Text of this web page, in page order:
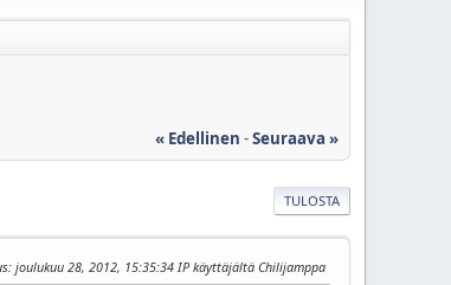
« Edellinen -Seuraava »
TULOSTA
: joulukuu 28, 2012, 15:35:34 IP käyttäjältä Chilijamppa